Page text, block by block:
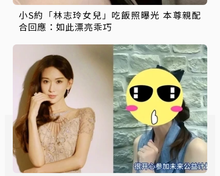
小S約「林志玲女兒」吃飯照曝光 本尊親配
合回應：如此漂亮乖巧